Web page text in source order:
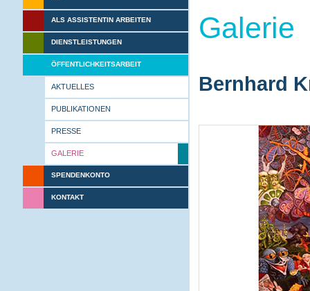
ALS ASSISTENTIN ARBEITEN
DIENSTLEISTUNGEN
ÖFFENTLICHKEITSARBEIT
AKTUELLES
PUBLIKATIONEN
PRESSE
GALERIE
SPENDENKONTO
KONTAKT
Galerie
Bernhard